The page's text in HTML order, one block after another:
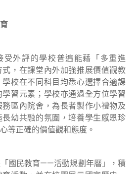
受外評的學校普遍能藉「多重進
，在課堂內外加強推展價值觀教
校在不同科目均悉心選擇合適課
習元素；學校亦通過全方位學習
區內院舍，為長者製作小禮物及
幼共融的氛圍，培養學生感恩珍
等正確的價值觀和態度。
國民教育——活動規劃年曆」，積